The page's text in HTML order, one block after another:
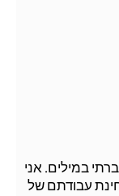
במילים. אני
עבודתם של